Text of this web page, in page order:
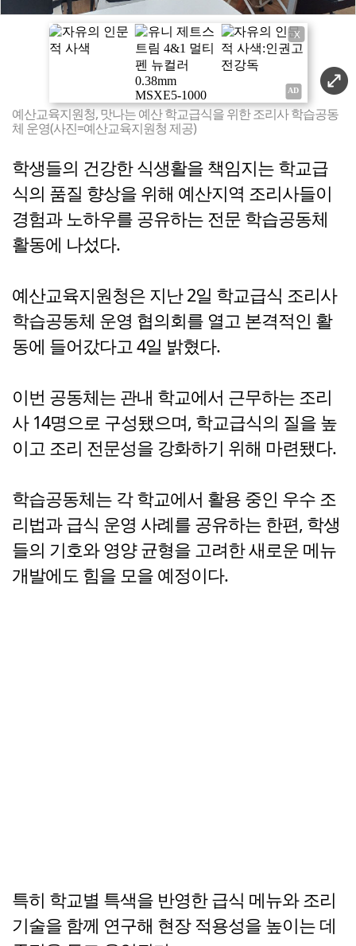
X
예산교육지원청, 맛나는 예산 학교급식을 위한 조리사 학습공동
체 운영(사진=예산교육지원청 제공)
학생들의 건강한 식생활을 책임지는 학교급
식의 품질 향상을 위해 예산지역 조리사들이
경험과 노하우를 공유하는 전문 학습공동체
활동에 나섰다.
예산교육지원청은 지난 2일 학교급식 조리사
학습공동체 운영 협의회를 열고 본격적인 활
동에 들어갔다고 4일 밝혔다.
이번 공동체는 관내 학교에서 근무하는 조리
사 14명으로 구성됐으며, 학교급식의 질을 높
이고 조리 전문성을 강화하기 위해 마련됐다.
학습공동체는 각 학교에서 활용 중인 우수 조
리법과 급식 운영 사례를 공유하는 한편, 학생
들의 기호와 영양 균형을 고려한 새로운 메뉴
개발에도 힘을 모을 예정이다.
특히 학교별 특색을 반영한 급식 메뉴와 조리
기술을 함께 연구해 현장 적용성을 높이는 데